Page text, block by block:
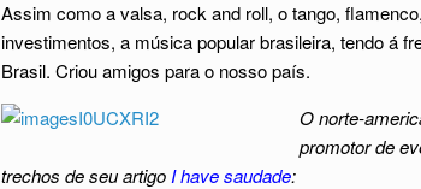
Assim como a valsa, rock and roll, o tango,
investimentos, a música popular brasileira, tendo á
Brasil. Criou amigos para o nosso país.
O norte-
promotor de
trechos de seu artigo I have saudade: